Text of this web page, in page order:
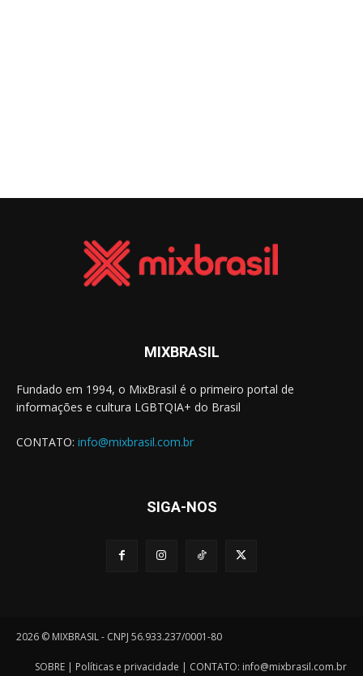
MIXBRASIL
Fundado em 1994, o MixBrasil é o primeiro portal de
informações e cultura LGBTQIA+ do Brasil
CONTATO: info@mixbrasil.com.br
SIGA-NOS
2026 © MIXBRASIL - CNPJ 56.933.237/0001-80
SOBRE | Políticas e privacidade | CONTATO: info@mixbrasil.com.br